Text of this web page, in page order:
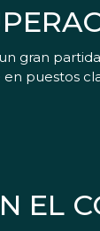
gran
puestos
EL